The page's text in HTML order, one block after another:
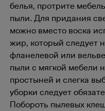
белья, протрите
пыли. Для придания
можно вместо воска
жир, который следует
фланелевой или
пыли с мягкой мебели
простыней и слегка
уборки следует
Побороть пылевых